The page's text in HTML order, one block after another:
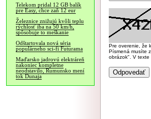
Telekom pridal 12 GB balík
pre Easy, chce zaň 12 eur
Železnice znižujú kvôli teplu
rýchlosť iba na 50 km/h,
spôsobuje to meškanie
Odštartovala nová séria
populárneho sci-fi Futurama
Maďarsko jadrovú elektráreň
nakoniec kompletne
neodstavilo, Rumunsko mení
tok Dunaja
Pre overenie, že
Písmená musíte
obrázok". V texte